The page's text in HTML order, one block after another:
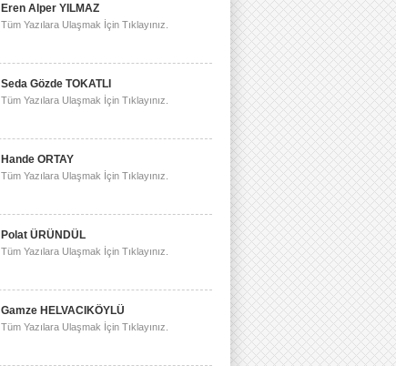
Eren Alper YILMAZ
Tüm Yazılara Ulaşmak İçin Tıklayınız.
Seda Gözde TOKATLI
Tüm Yazılara Ulaşmak İçin Tıklayınız.
Hande ORTAY
Tüm Yazılara Ulaşmak İçin Tıklayınız.
Polat ÜRÜNDÜL
Tüm Yazılara Ulaşmak İçin Tıklayınız.
Gamze HELVACIKÖYLÜ
Tüm Yazılara Ulaşmak İçin Tıklayınız.